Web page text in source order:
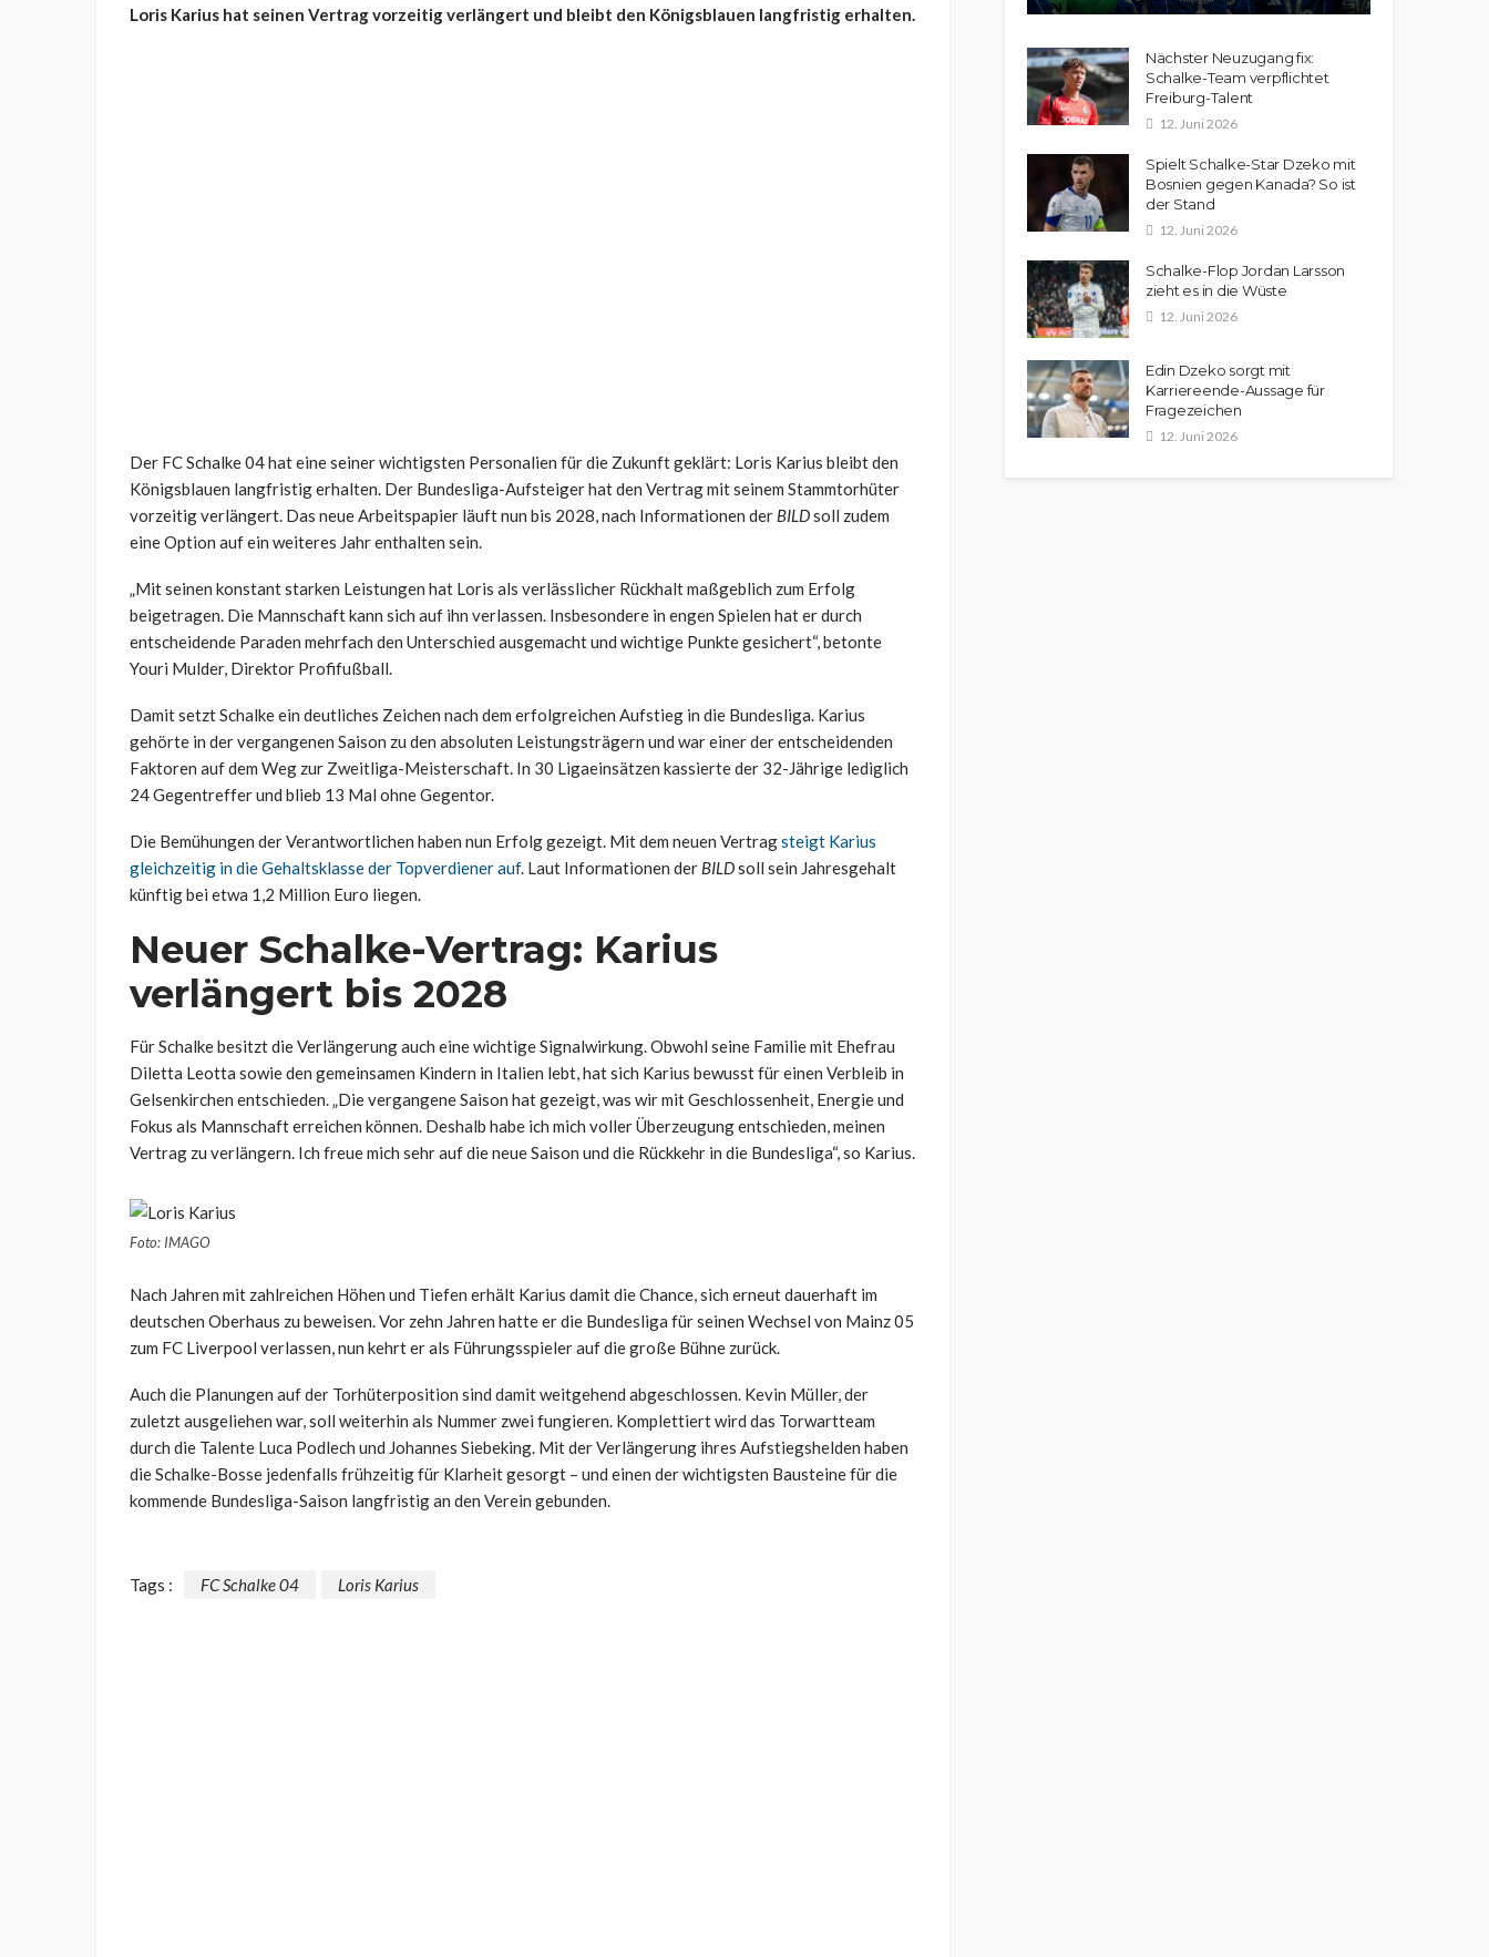
Loris Karius hat seinen Vertrag vorzeitig verlängert und bleibt den Königsblauen langfristig erhalten.
Der FC Schalke 04 hat eine seiner wichtigsten Personalien für die Zukunft geklärt: Loris Karius bleibt den
Königsblauen langfristig erhalten. Der Bundesliga-Aufsteiger hat den Vertrag mit seinem Stammtorhüter
vorzeitig verlängert. Das neue Arbeitspapier läuft nun bis 2028, nach Informationen der BILDsoll zudem
eine Option auf ein weiteres Jahr enthalten sein.
„Mit seinen konstant starken Leistungen hat Loris als verlässlicher Rückhalt maßgeblich zum Erfolg
beigetragen. Die Mannschaft kann sich auf ihn verlassen. Insbesondere in engen Spielen hat er durch
entscheidende Paraden mehrfach den Unterschied ausgemacht und wichtige Punkte gesichert“, betonte
Youri Mulder, Direktor Profifußball.
Damit setzt Schalke ein deutliches Zeichen nach dem erfolgreichen Aufstieg in die Bundesliga. Karius
gehörte in der vergangenen Saison zu den absoluten Leistungsträgern und war einer der entscheidenden
Faktoren auf dem Weg zur Zweitliga-Meisterschaft. In 30 Ligaeinsätzen kassierte der 32-Jährige lediglich
24 Gegentreffer und blieb 13 Mal ohne Gegentor.
Die Bemühungen der Verantwortlichen haben nun Erfolg gezeigt. Mit dem neuen Vertragsteigt Karius
gleichzeitig in die Gehaltsklasse der Topverdiener auf. Laut Informationen der BILDsoll sein Jahresgehalt
künftig bei etwa 1,2 Million Euro liegen.
Neuer Schalke-Vertrag: Karius
verlängert bis 2028
Für Schalke besitzt die Verlängerung auch eine wichtige Signalwirkung. Obwohl seine Familie mit Ehefrau
Diletta Leotta sowie den gemeinsamen Kindern in Italien lebt, hat sich Karius bewusst für einen Verbleib in
Gelsenkirchen entschieden. „Die vergangene Saison hat gezeigt, was wir mit Geschlossenheit, Energie und
Fokus als Mannschaft erreichen können. Deshalb habe ich mich voller Überzeugung entschieden, meinen
Vertrag zu verlängern. Ich freue mich sehr auf die neue Saison und die Rückkehr in die Bundesliga“, so Karius.
Foto: IMAGO
Nach Jahren mit zahlreichen Höhen und Tiefen erhält Karius damit die Chance, sich erneut dauerhaft im
deutschen Oberhaus zu beweisen. Vor zehn Jahren hatte er die Bundesliga für seinen Wechsel von Mainz 05
zum FC Liverpool verlassen, nun kehrt er als Führungsspieler auf die große Bühne zurück.
Auch die Planungen auf der Torhüterposition sind damit weitgehend abgeschlossen. Kevin Müller, der
zuletzt ausgeliehen war, soll weiterhin als Nummer zwei fungieren. Komplettiert wird das Torwartteam
durch die Talente Luca Podlech und Johannes Siebeking. Mit der Verlängerung ihres Aufstiegshelden haben
die Schalke-Bosse jedenfalls frühzeitig für Klarheit gesorgt – und einen der wichtigsten Bausteine für die
kommende Bundesliga-Saison langfristig an den Verein gebunden.
Tags : FC Schalke 04 Loris Karius
Nächster Neuzugang fix:
Schalke-Team verpflichtet
Freiburg-Talent
12. Juni 2026
Spielt Schalke-Star Dzeko mit
Bosnien gegen Kanada? So ist
der Stand
12. Juni 2026
Schalke-Flop Jordan Larsson
zieht es in die Wüste
12. Juni 2026
Edin Dzeko sorgt mit
Karriereende-Aussage für
Fragezeichen
12. Juni 2026